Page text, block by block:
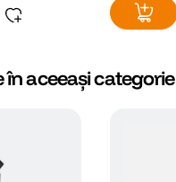
în aceeași categorie